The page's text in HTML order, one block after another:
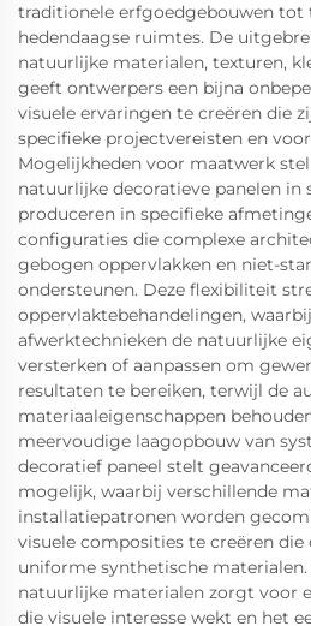
traditionele erfgoedgebouwen tot
hedendaagse ruimtes. De
natuurlijke materialen, texturen,
geeft ontwerpers een bijna
visuele ervaringen te creëren die
specifieke projectvereisten en
Mogelijkheden voor maatwerk
natuurlijke decoratieve panelen in
produceren in specifieke
configuraties die complexe
gebogen oppervlakken en niet-
ondersteunen. Deze flexibiliteit
oppervlaktebehandelingen,
afwerktechnieken de natuurlijke
versterken of aanpassen om
resultaten te bereiken, terwijl de
materiaaleigenschappen
meervoudige laagopbouw van
decoratief paneel stelt
mogelijk, waarbij verschillende
installatiepatronen worden
visuele composities te creëren
uniforme synthetische
natuurlijke materialen zorgt voor
die visuele interesse wekt en het